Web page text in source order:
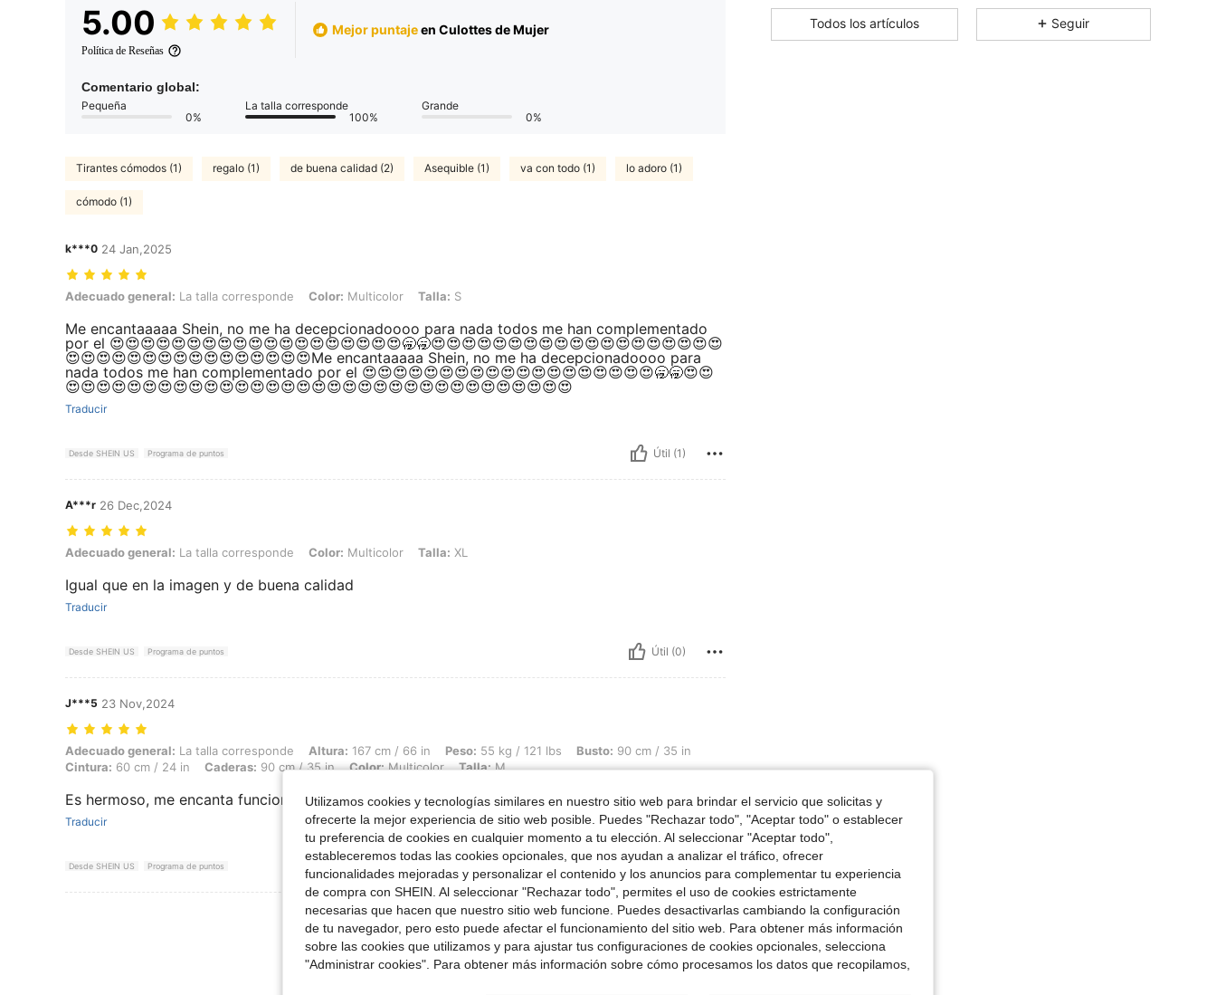
5.00
Política de Reseñas
Mejor puntajeen Culottes de Mujer
Comentario global:
Pequeña
0%
La talla corresponde
100%
Grande
0%
Tirantes cómodos (1) regalo (1) de buena calidad (2) Asequible (1) va con todo (1) lo adoro (1)
cómodo (1)
k***0 24 Jan,2025
Adecuado general: La talla corresponde, Color: Multicolor, Talla: S
Adecuado general: La talla corresponde Color: Multicolor Talla: S
Me encantaaaaa Shein, no me ha decepcionadoooo para nada todos me han complementado
por el 😍😍😍😍😍😍😍😍😍😍😍😍😍😍😍😍😍😍😍🥱🥱😍😍😍😍😍😍😍😍😍😍😍😍😍😍😍😍😍😍😍
😍😍😍😍😍😍😍😍😍😍😍😍😍😍😍😍Me encantaaaaa Shein, no me ha decepcionadoooo para
nada todos me han complementado por el 😍😍😍😍😍😍😍😍😍😍😍😍😍😍😍😍😍😍😍🥱🥱😍😍
😍😍😍😍😍😍😍😍😍😍😍😍😍😍😍😍😍😍😍😍😍😍😍😍😍😍😍😍😍😍😍😍😍
Traducir
Desde SHEIN US Programa de puntos Útil (1)
A***r 26 Dec,2024
Adecuado general: La talla corresponde, Color: Multicolor, Talla: XL
Adecuado general: La talla corresponde Color: Multicolor Talla: XL
Igual que en la imagen y de buena calidad
Traducir
Desde SHEIN US Programa de puntos Útil (0)
J***5 23 Nov,2024
Adecuado general: La talla corresponde, Altura: 167 cm / 66 in, Peso: 55 kg / 121 lbs, Busto: 90 cm / 35 in, Cintura: 60 cm / 24 in, Caderas: 90 cm / 35 in, Color: Multicolor, Talla: M
Adecuado general: La talla corresponde Altura: 167 cm / 66 in Peso: 55 kg / 121 lbs Busto: 90 cm / 35 in
Cintura: 60 cm / 24 in Caderas: 90 cm / 35 in Color:Multicolor Talla:M
Es hermoso, me encanta funciona super bien lo ame
Traducir
Desde SHEIN US Programa de puntos
Ver Más Reseñas
4.88
Todos los artículos Seguir
Utilizamos cookies y tecnologías similares en nuestro sitio web para brindar el servicio que solicitas y
ofrecerte la mejor experiencia de sitio web posible. Puedes "Rechazar todo", "Aceptar todo" o establecer
tu preferencia de cookies en cualquier momento a tu elección. Al seleccionar "Aceptar todo",
estableceremos todas las cookies opcionales, que nos ayudan a analizar el tráfico, ofrecer
funcionalidades mejoradas y personalizar el contenido y los anuncios para complementar tu experiencia
de compra con SHEIN. Al seleccionar "Rechazar todo", permites el uso de cookies estrictamente
necesarias que hacen que nuestro sitio web funcione. Puedes desactivarlas cambiando la configuración
de tu navegador, pero esto puede afectar el funcionamiento del sitio web. Para obtener más información
sobre las cookies que utilizamos y para ajustar tus configuraciones de cookies opcionales, selecciona
"Administrar cookies". Para obtener más información sobre cómo procesamos los datos que recopilamos,